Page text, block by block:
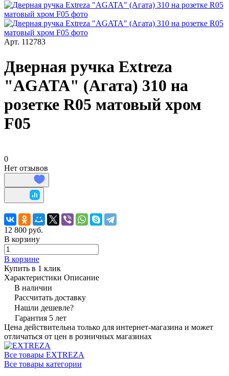
Арт. 112783
Дверная ручка Extreza
"AGATA" (Агата) 310 на
розетке R05 матовый хром
F05
0
Нет отзывов
12 800 руб.
В корзину
В корзине
Купить в 1 клик
Характеристики Описание
В наличии
Рассчитать доставку
Нашли дешевле?
Гарантия 5 лет
Цена действительна только для интернет-магазина и может
отличаться от цен в розничных магазинах
Все товары EXTREZA
Все товары категории